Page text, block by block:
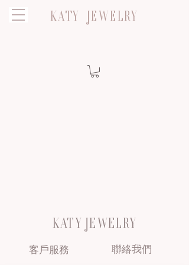
KATY JEWELRY
KATY JEWELRY
客戶服務 聯絡我們